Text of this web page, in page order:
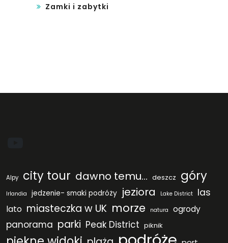
Zamki i zabytki
Alpy city tour dawno temu... deszcz góry
Irlandia jedzenie- smaki podróży jeziora Lake District las
lato miasteczka w UK morze natura ogrody
panorama parki Peak District piknik